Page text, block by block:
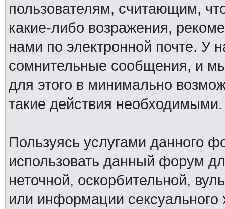
пользователям, считающим,
какие-либо возражения,
нами по электронной почте. У
сомнительные сообщения, и
для этого в минимально
такие действия необходимыми.
Пользуясь услугами данного
использовать данный форум
неточной, оскорбительной,
или информации